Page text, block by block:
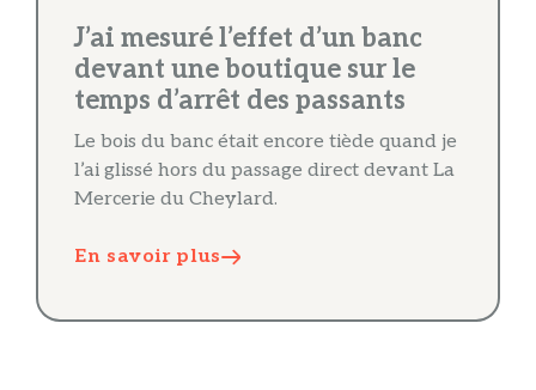
J’ai mesuré l’effet d’un banc
devant une boutique sur le
temps d’arrêt des passants
Le bois du banc était encore tiède quand je
l’ai glissé hors du passage direct devant La
Mercerie du Cheylard.
En savoir plus